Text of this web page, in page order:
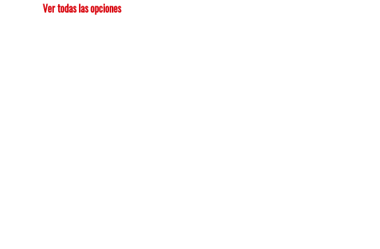
Ver todas las opciones